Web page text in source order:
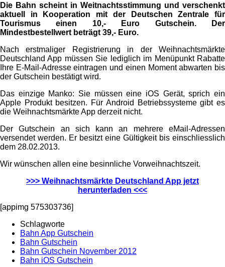
Die Bahn scheint in Weitnachtsstimmung und verschenkt
aktuell in Kooperation mit der Deutschen Zentrale für
Tourismus einen 10,- Euro Gutschein. Der
Mindestbestellwert beträgt 39,- Euro.
Nach erstmaliger Registrierung in der Weihnachtsmärkte
Deutschland App müssen Sie lediglich im Menüpunkt Rabatte
Ihre E-Mail-Adresse eintragen und einen Moment abwarten bis
der Gutschein bestätigt wird.
Das einzige Manko: Sie müssen eine iOS Gerät, sprich ein
Apple Produkt besitzen. Für Android Betriebssysteme gibt es
die Weihnachtsmärkte App derzeit nicht.
Der Gutschein an sich kann an mehrere eMail-Adressen
versendet werden. Er besitzt eine Gültigkeit bis einschliesslich
dem 28.02.2013.
Wir wünschen allen eine besinnliche Vorweihnachtszeit.
>>> Weihnachtsmärkte Deutschland App jetzt
herunterladen <<<
[appimg 575303736]
Schlagworte
Bahn App Gutschein
Bahn Gutschein
Bahn Gutschein November 2012
Bahn iOS Gutschein